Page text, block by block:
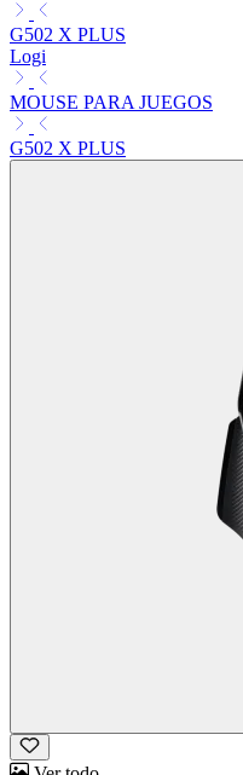
G502 X PLUS
Logi
MOUSE PARA JUEGOS
G502 X PLUS